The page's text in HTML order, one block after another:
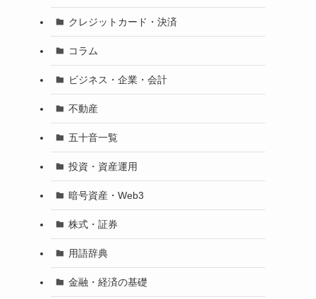
クレジットカード・決済
コラム
ビジネス・企業・会計
不動産
五十音一覧
投資・資産運用
暗号資産・Web3
株式・証券
用語辞典
金融・経済の基礎